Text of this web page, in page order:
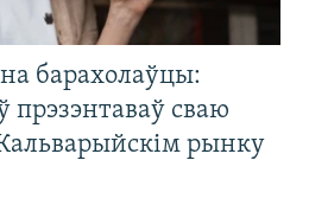
барахолаўцы:
сваю
рынку